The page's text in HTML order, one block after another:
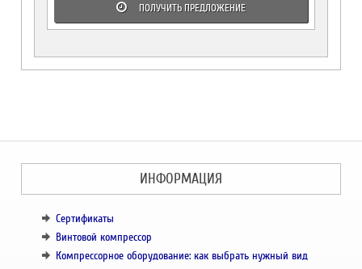
ПОЛУЧИТЬ ПРЕДЛОЖЕНИЕ
ИНФОРМАЦИЯ
Сертификаты
Винтовой компрессор
Компрессорное оборудование: как выбрать нужный вид